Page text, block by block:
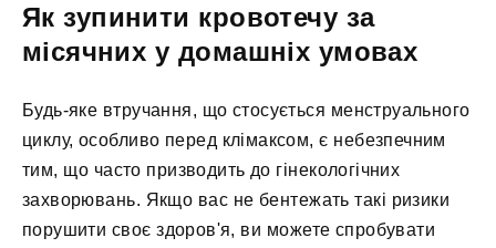
Як зупинити кровотечу за
місячних у домашніх умовах
Будь-яке втручання, що стосується менструального
циклу, особливо перед клімаксом, є небезпечним
тим, що часто призводить до гінекологічних
захворювань. Якщо вас не бентежать такі ризики
порушити своє здоров'я, ви можете спробувати